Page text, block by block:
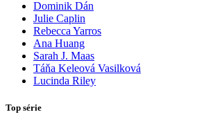
Dominik Dán
Julie Caplin
Rebecca Yarros
Ana Huang
Sarah J. Maas
Táňa Keleová Vasilková
Lucinda Riley
Top série